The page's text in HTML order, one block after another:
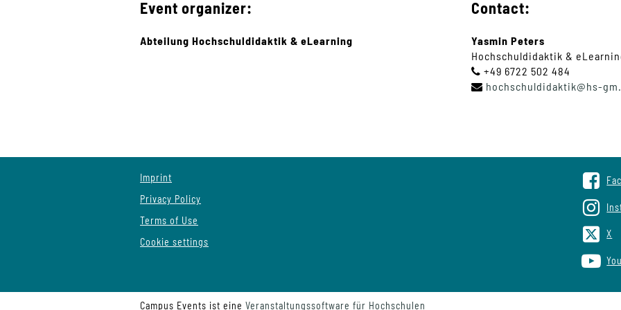
Event organizer:
Abteilung Hochschuldidaktik & eLearning
Contact:
Yasmin Peters
Hochschuldidaktik &
+49 6722 502 484
hochschuldidaktik@hs-gm
Imprint
Privacy Policy
Terms of Use
Cookie settings
X
Campus Events ist eine Veranstaltungssoftware für Hochschulen